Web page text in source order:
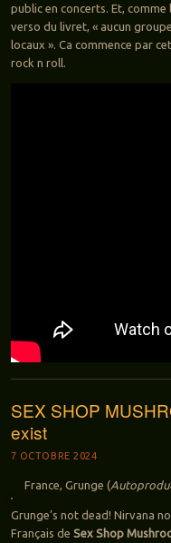
public en concerts. Et, comme
verso du livret, « aucun
locaux ». Ca commence par
rock n roll.
SEX SHOP
exist
7 OCTOBRE 2024
France, Grunge (
Grunge’s not dead! Nirvana
Français de Sex Shop